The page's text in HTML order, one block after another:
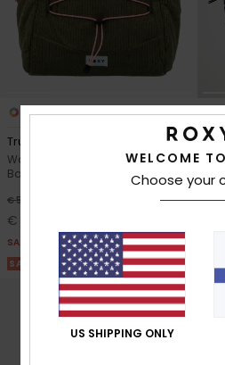
True Color 15L
Women Green Medium
Backpack
€ 50,00
€ 22,50
SALE
SALE ON SALE 25% EXTRA
1
€
WELCOME
Choose your
US SHIPPING ONLY